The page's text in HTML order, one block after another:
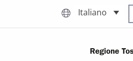
Italiano